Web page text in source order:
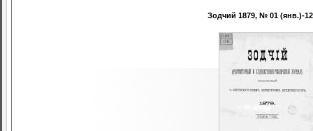
Зодчий 1879, № 01 (янв.)-